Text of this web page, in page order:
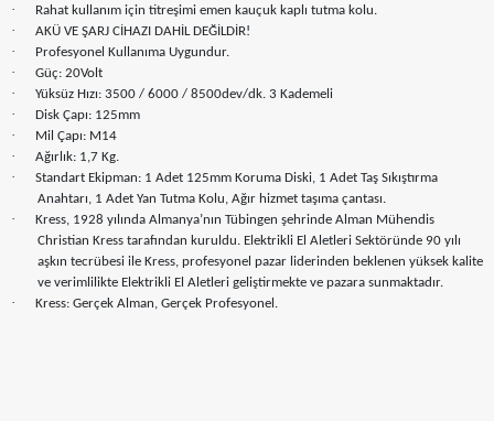
· Rahat kullanım için titreşimi emen kauçuk kaplı tutma kolu.
· AKÜ VE ŞARJ CİHAZI DAHİL DEĞİLDİR!
· Profesyonel Kullanıma Uygundur.
· Güç: 20Volt
· Yüksüz Hızı: 3500 / 6000 / 8500dev/dk. 3 Kademeli
· Disk Çapı: 125mm
· Mil Çapı: M14
· Ağırlık: 1,7 Kg.
·
Standart Ekipman: 1 Adet 125mm Koruma Diski, 1 Adet Taş Sıkıştırma
Anahtarı, 1 Adet Yan Tutma Kolu, Ağır hizmet taşıma çantası.
·
Kress, 1928 yılında Almanya’nın Tübingen şehrinde Alman Mühendis
Christian Kress tarafından kuruldu. Elektrikli El Aletleri Sektöründe 90 yılı
aşkın tecrübesi ile Kress, profesyonel pazar liderinden beklenen yüksek kalite
ve verimlilikte Elektrikli El Aletleri geliştirmekte ve pazara sunmaktadır.
· Kress: Gerçek Alman, Gerçek Profesyonel.